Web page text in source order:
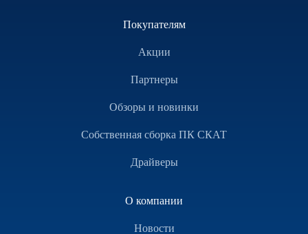
Покупателям
Акции
Партнеры
Обзоры и новинки
Собственная сборка ПК СКАТ
Драйверы
О компании
Новости